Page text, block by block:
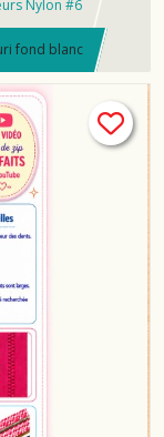
Nylon #6
fond blanc